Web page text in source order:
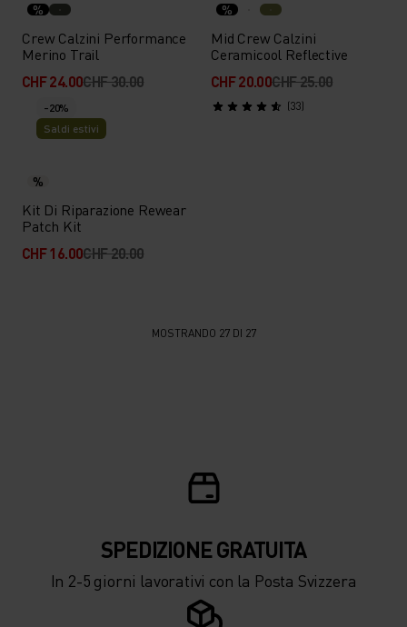
%
Crew Calzini Performance
Merino Trail
CHF 24.00CHF 30.00
%
Mid Crew Calzini
Ceramicool Reflective
CHF 20.00CHF 25.00
(33)
-20%
Saldi estivi
%
Kit Di Riparazione Rewear
Patch Kit
CHF 16.00CHF 20.00
MOSTRANDO 27 DI 27
SPEDIZIONE ​​​​​​GRATUITA
In 2-5 giorni lavorativi con la Posta Svizzera